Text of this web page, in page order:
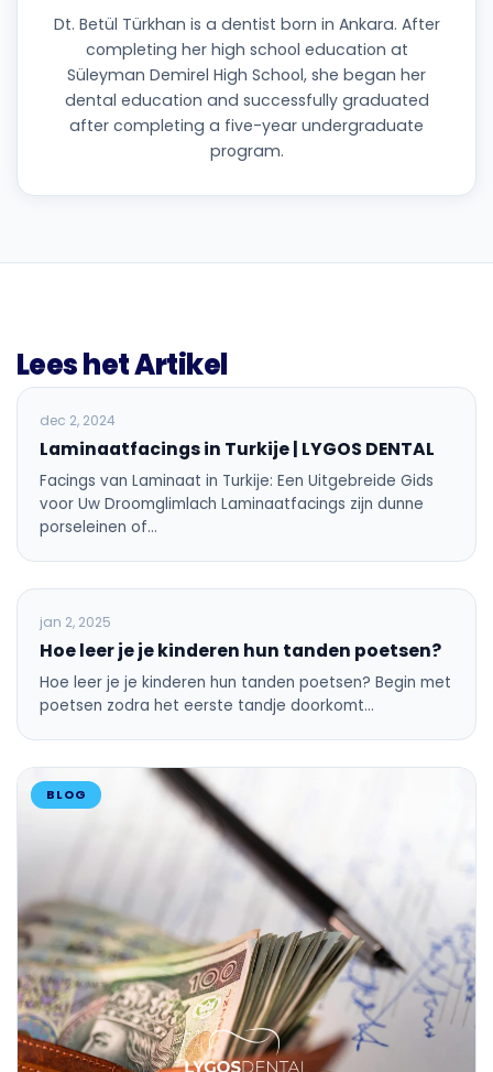
Dt. Betül Türkhan is a dentist born in Ankara. After
completing her high school education at
Süleyman Demirel High School, she began her
dental education and successfully graduated
after completing a five-year undergraduate
program.
Lees het Artikel
BLOG
dec 2, 2024
Laminaatfacings in Turkije | LYGOS DENTAL
Facings van Laminaat in Turkije: Een Uitgebreide Gids
voor Uw Droomglimlach Laminaatfacings zijn dunne
porseleinen of…
ALGEMENE TANDHEELKUNDE
jan 2, 2025
Hoe leer je je kinderen hun tanden poetsen?
Hoe leer je je kinderen hun tanden poetsen? Begin met
poetsen zodra het eerste tandje doorkomt…
BLOG